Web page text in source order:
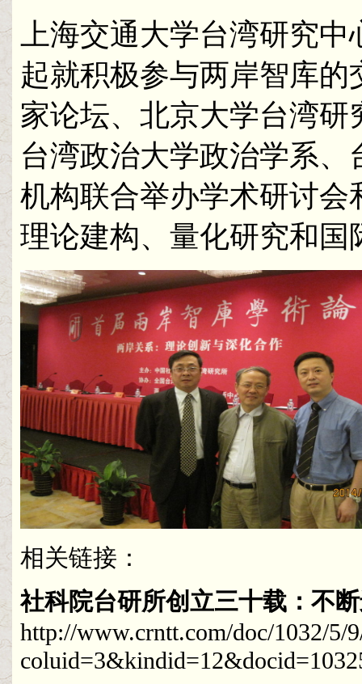
上海交通大学台湾研究
起就积极参与两岸智库
家论坛、北京大学台湾
台湾政治大学政治学系
机构联合举办学术研讨
理论建构、量化研究和国
相关链接：
社科院台研所创立三十载：不
http://www.crntt.com/doc/1032/5/